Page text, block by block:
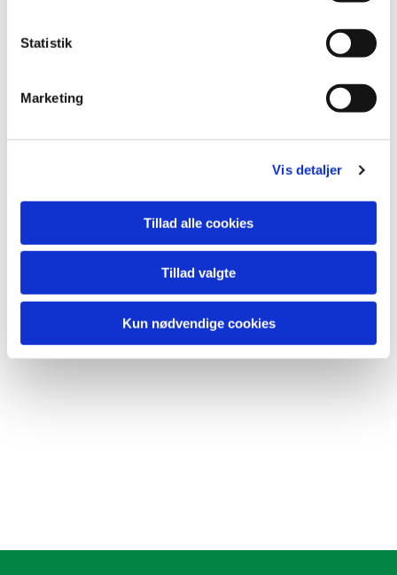
Statistik
Marketing
Vis detaljer
Tillad alle cookies
Tillad valgte
Kun nødvendige cookies
Du vil måske også kunne lide...